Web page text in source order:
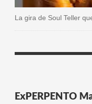
La gira de Soul Teller
ExPERPENTO